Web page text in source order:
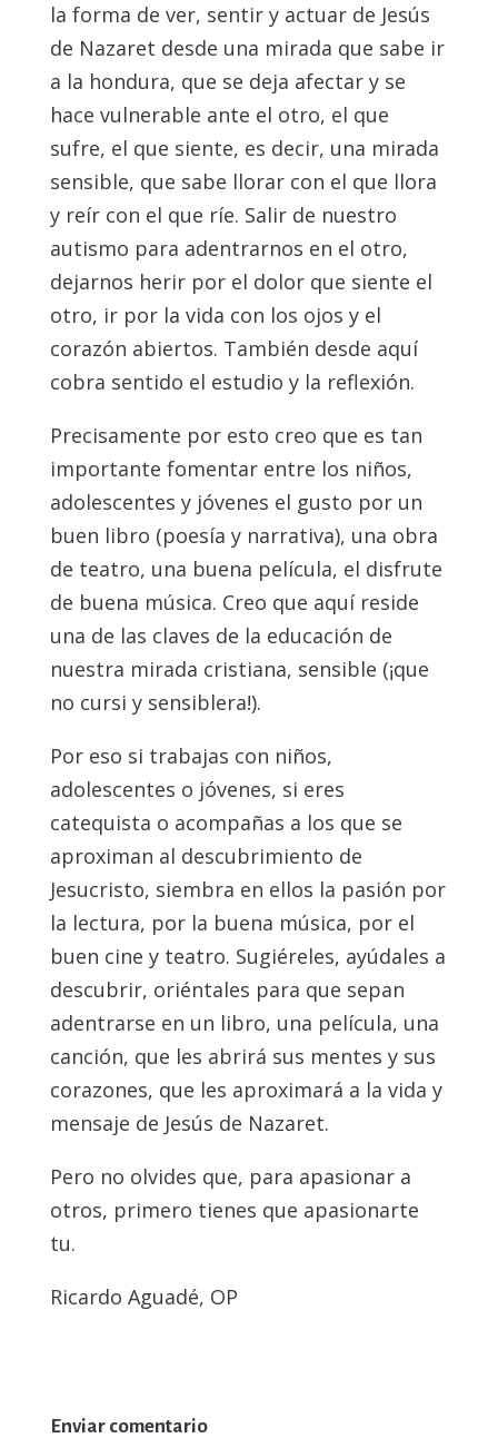
la forma de ver, sentir y actuar de Jesús
de Nazaret desde una mirada que sabe ir
a la hondura, que se deja afectar y se
hace vulnerable ante el otro, el que
sufre, el que siente, es decir, una mirada
sensible, que sabe llorar con el que llora
y reír con el que ríe. Salir de nuestro
autismo para adentrarnos en el otro,
dejarnos herir por el dolor que siente el
otro, ir por la vida con los ojos y el
corazón abiertos. También desde aquí
cobra sentido el estudio y la reflexión.
Precisamente por esto creo que es tan
importante fomentar entre los niños,
adolescentes y jóvenes el gusto por un
buen libro (poesía y narrativa), una obra
de teatro, una buena película, el disfrute
de buena música. Creo que aquí reside
una de las claves de la educación de
nuestra mirada cristiana, sensible (¡que
no cursi y sensiblera!).
Por eso si trabajas con niños,
adolescentes o jóvenes, si eres
catequista o acompañas a los que se
aproximan al descubrimiento de
Jesucristo, siembra en ellos la pasión por
la lectura, por la buena música, por el
buen cine y teatro. Sugiéreles, ayúdales a
descubrir, oriéntales para que sepan
adentrarse en un libro, una película, una
canción, que les abrirá sus mentes y sus
corazones, que les aproximará a la vida y
mensaje de Jesús de Nazaret.
Pero no olvides que, para apasionar a
otros, primero tienes que apasionarte
tu.
Ricardo Aguadé, OP
Enviar comentario